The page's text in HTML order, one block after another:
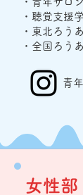
・聴覚支援
・東北ろう
・全国ろう
青
​女性部